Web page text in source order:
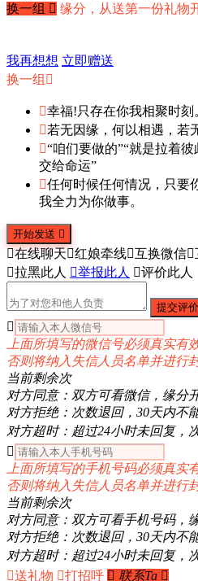
换一组  缘分，从送第一份礼物
我再想想 立即赠送
换一组 
幸福!只存在你我相聚时刻
若无因缘，何以相遇，若
“咱们要做的”“就是拉着彼
交给命运”
任何时候任何情况，只要
我全力为你做事。
开始发送 
在线聊天红娘牵线互换微信
拉黑此人 举报此人 评价此人
提交评价

上面所填写的微信号必须真实有
否则将纳入失信人员名单并进行
当前剩余次
对方同意：双方可看微信，缘分
对方拒绝：次数退回，30天内不
对方超时：超过24小时未回复，

上面所填写的手机号码必须真实
否则将纳入失信人员名单并进行
当前剩余次
对方同意：双方可看手机号码，
对方拒绝：次数退回，30天内不
对方超时：超过24小时未回复，
送礼物 打招呼  联系Ta 